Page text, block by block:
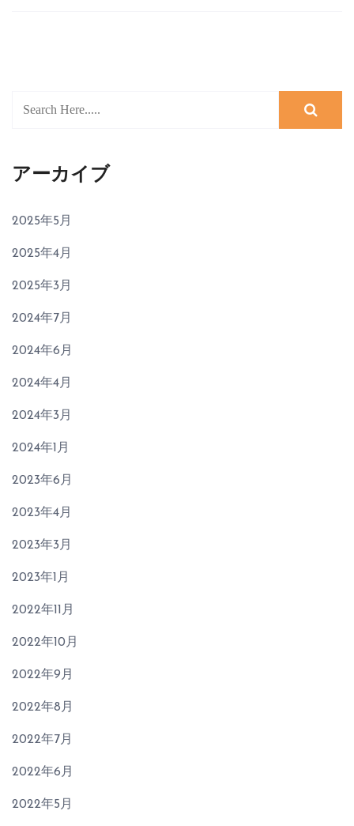
アーカイブ
2025年5月
2025年4月
2025年3月
2024年7月
2024年6月
2024年4月
2024年3月
2024年1月
2023年6月
2023年4月
2023年3月
2023年1月
2022年11月
2022年10月
2022年9月
2022年8月
2022年7月
2022年6月
2022年5月